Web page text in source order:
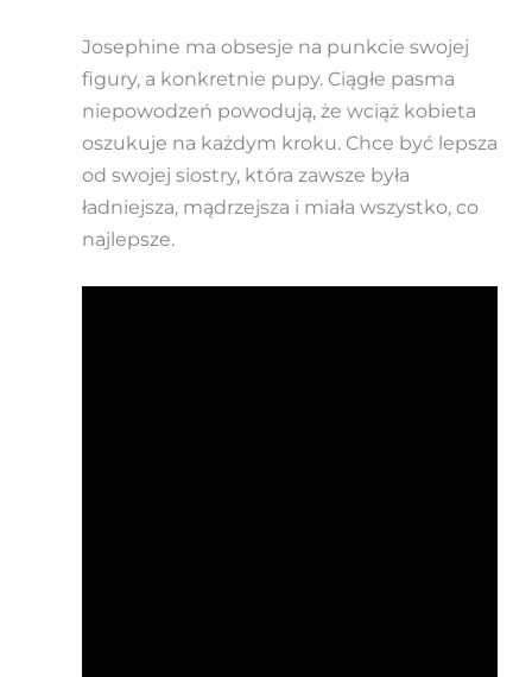
Josephine ma obsesje na punkcie swojej
figury, a konkretnie pupy. Ciągłe pasma
niepowodzeń powodują, że wciąż kobieta
oszukuje na każdym kroku. Chce być lepsza
od swojej siostry, która zawsze była
ładniejsza, mądrzejsza i miała wszystko, co
najlepsze.